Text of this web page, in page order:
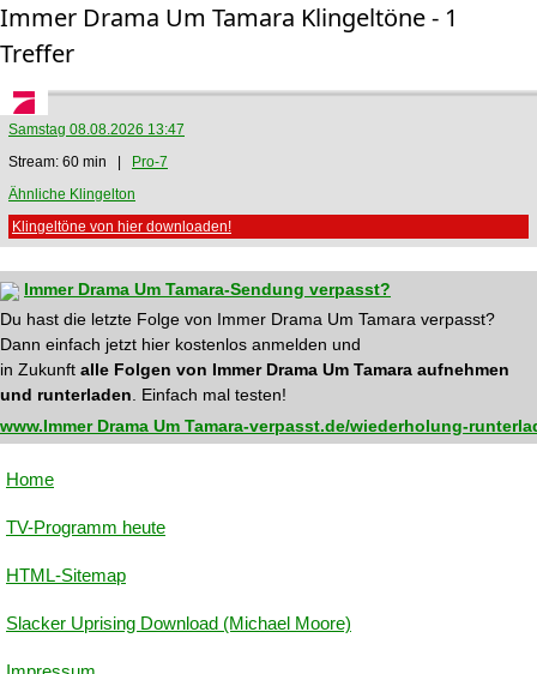
Immer Drama Um Tamara Klingeltöne - 1
Treffer
Samstag 08.08.2026 13:47
Stream: 60 min |
Pro-7
Ähnliche Klingelton
Klingeltöne von hier downloaden!
Immer Drama Um Tamara-Sendung verpasst?
Du hast die letzte Folge von Immer Drama Um Tamara verpasst?
Dann einfach jetzt hier kostenlos anmelden und
in Zukunft alle Folgen von Immer Drama Um Tamara aufnehmen
und runterladen . Einfach mal testen!
www.Immer Drama Um Tamara-verpasst.de/wiederholung-
Home
TV-Programm heute
HTML-Sitemap
Slacker Uprising Download (Michael Moore)